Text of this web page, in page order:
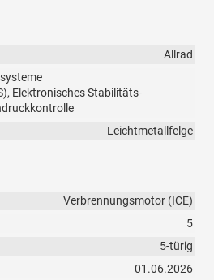
Allrad
Elektronisches Stabilitäts-
Leichtmetallfelge
Verbrennungsmotor (ICE)
5
5-türig
01.06.2026